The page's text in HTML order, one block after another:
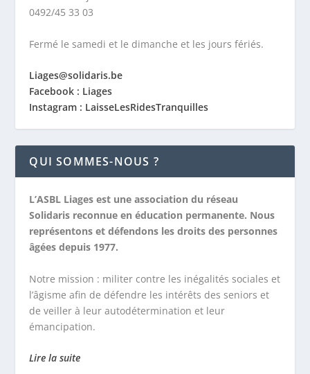
0492/45 33 03
Fermé le samedi et le dimanche et les jours fériés.
Liages@solidaris.be
Facebook : Liages
Instagram : LaisseLesRidesTranquilles
QUI SOMMES-NOUS ?
L’ASBL Liages est une association du réseau
Solidaris reconnue en éducation permanente. Nous
représentons et défendons les droits des personnes
âgées depuis 1977.
Notre mission : militer contre les inégalités sociales et
l’âgisme afin de défendre les intérêts des seniors et
de veiller à leur autodétermination et leur
émancipation.
Lire la suite